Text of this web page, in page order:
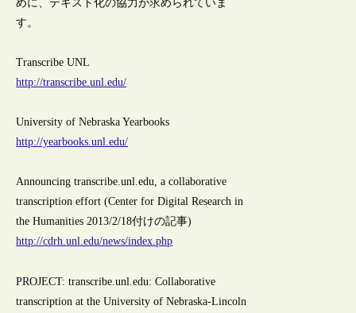
めに、テキスト化の協力が求められていま
す。
Transcribe UNL
http://transcribe.unl.edu/
University of Nebraska Yearbooks
http://yearbooks.unl.edu/
Announcing transcribe.unl.edu, a collaborative
transcription effort (Center for Digital Research in
the Humanities 2013/2/18付けの記事)
http://cdrh.unl.edu/news/index.php
PROJECT: transcribe.unl.edu: Collaborative
transcription at the University of Nebraska-Lincoln